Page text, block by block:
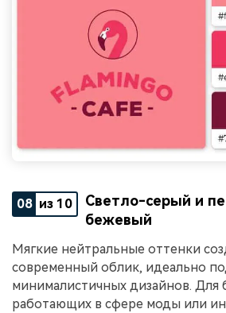
08 из 10
Светло-серый и
бежевый
Мягкие нейтральные оттенки
современный облик, идеально
минималистичных дизайнов. Для
работающих в сфере моды или